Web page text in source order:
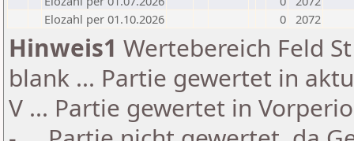
Elozahl per 01.10.2026
0 2072
Hinweis1 Wertebereich Feld
blank ... Partie gewertet in
V ... Partie gewertet in